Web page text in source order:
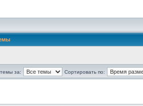
за: Сортировать по: